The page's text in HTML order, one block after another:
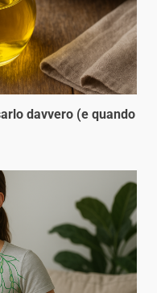
davvero (e quando